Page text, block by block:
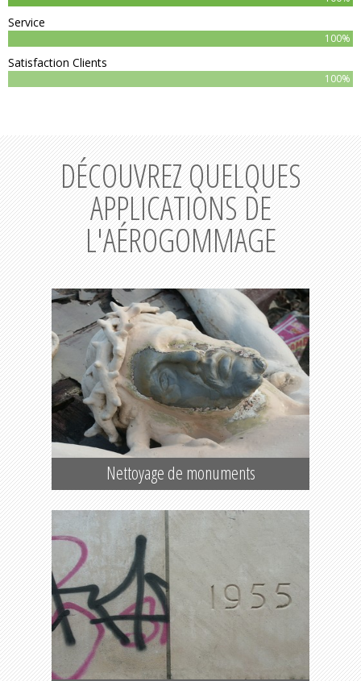
Service
100%
Satisfaction Clients
100%
DÉCOUVREZ QUELQUES
APPLICATIONS DE
L'AÉROGOMMAGE
Nettoyage de monuments